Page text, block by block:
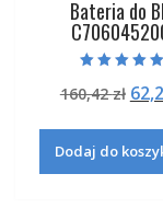
Bateria do
5.00
na 5
160,42zł
Dodaj do